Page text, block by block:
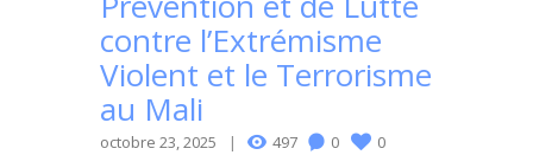
contre l’Extrémisme
Violent et le Terrorisme
au Mali
octobre 23, 2025 497 0 0